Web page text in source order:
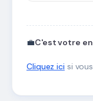
💼C'est votre
Cliquez icisi